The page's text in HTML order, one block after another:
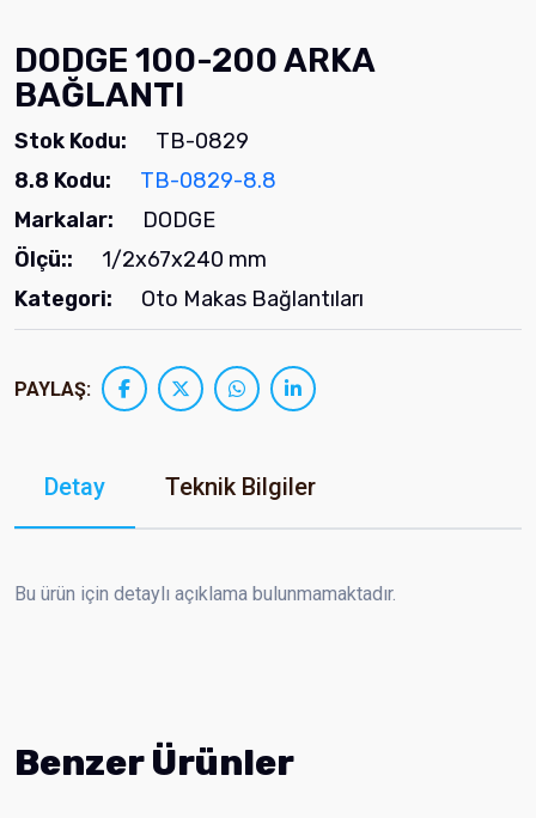
DODGE 100-200 ARKA
BAĞLANTI
Stok Kodu:
TB-0829
8.8 Kodu:
TB-0829-8.8
Markalar:
DODGE
Ölçü::
1/2x67x240 mm
Kategori:
Oto Makas Bağlantıları
PAYLAŞ:
Detay Teknik Bilgiler
Bu ürün için detaylı açıklama bulunmamaktadır.
Benzer Ürünler